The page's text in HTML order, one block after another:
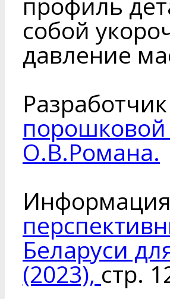
собой
давление
О.В.Романа.
Беларуси
(2023), стр.